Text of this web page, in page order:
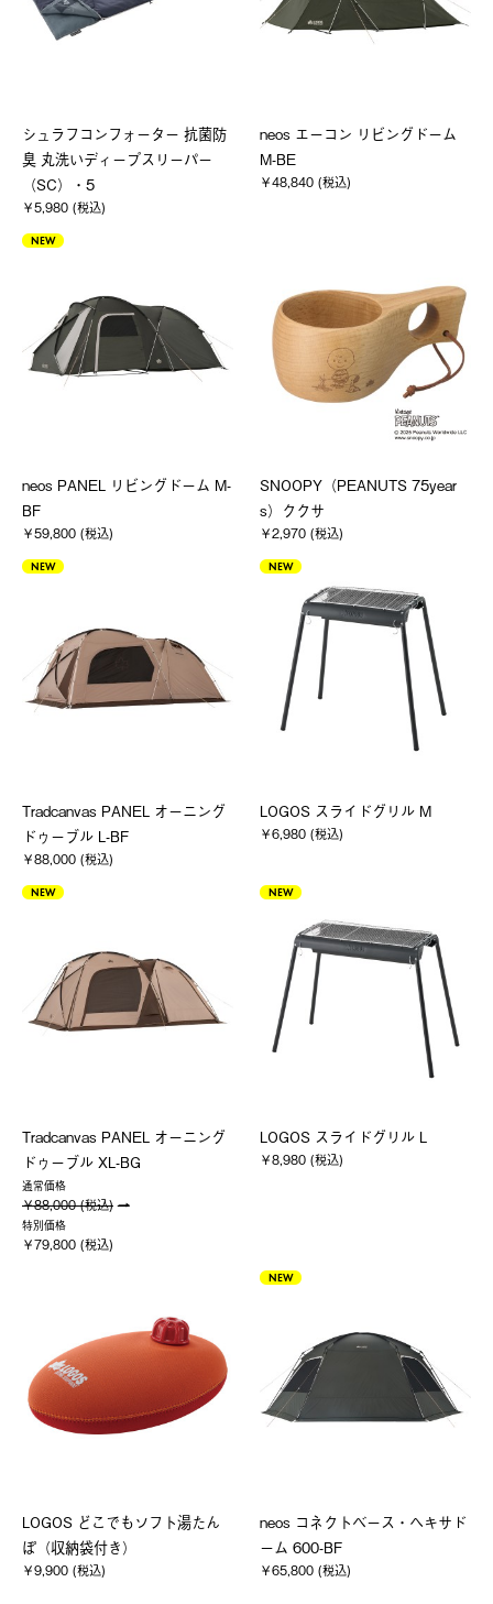
シュラフコンフォーター 抗菌防
臭 丸洗いディープスリーパー
（SC）・5
￥5,980 (税込)
neos エーコン リビングドーム
M-BE
￥48,840 (税込)
NEW
neos PANEL リビングドーム M-
BF
￥59,800 (税込)
SNOOPY（PEANUTS 75year
s）ククサ
￥2,970 (税込)
NEW
Tradcanvas PANEL オーニング
ドゥーブル L-BF
￥88,000 (税込)
NEW
LOGOS スライドグリル M
￥6,980 (税込)
NEW
Tradcanvas PANEL オーニング
ドゥーブル XL-BG
通常価格
￥88,000 (税込)
特別価格
￥79,800 (税込)
NEW
LOGOS スライドグリル L
￥8,980 (税込)
LOGOS どこでもソフト湯たん
ぽ（収納袋付き）
￥9,900 (税込)
NEW
neos コネクトベース・ヘキサド
ーム 600-BF
￥65,800 (税込)